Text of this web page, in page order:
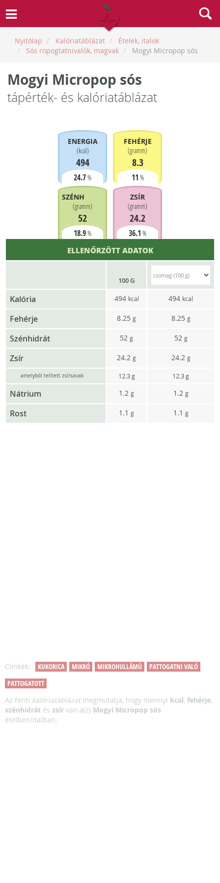
Nyitólap Kalóriatáblázat
Ételek, italok
Sós ropogtatnivalók, magvak
Mogyi Micropop sós
Mogyi Micropop sós
tápérték- és kalóriatáblázat
ENERGIA
(kcal)
494
24.7%
FEHÉRJE
(gramm)
8.3
11 %
SZÉNHIDRÁT
(gramm)
52
18.9%
ZSÍR
(gramm)
24.2
36.1 %
ELLENŐRZÖTT ADATOK
100 G
Kalória 494 kcal 494 kcal
Fehérje 8.25 g 8.25 g
Szénhidrát 52 g 52 g
Zsír 24.2 g 24.2 g
amelyből telített zsírsavak 12.3g 12.3g
Nátrium 1.2 g 1.2 g
Rost 1.1 g 1.1 g
Címkék: KUKORICA MIKRÓ MIKROHULLÁMÚ
PATTOGATNI VALÓ
PATTOGATOTT
Az fenti kalóriatáblázatmegmutatja, hogy mennyi kcal, fehérje,
szénhidrát és zsír van a(z) Mogyi Micropop sós
ételben/italban.